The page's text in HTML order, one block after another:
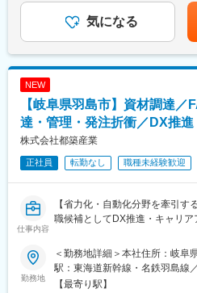
電分野ばかりでなく、高度通信
信頼性を誇っています。
◎新事業としてLED照明の分野
業界のお客様にLED照明を納品
ことから植物工場への数千本単
■当ポジションの特徴：
・入社後の数年間（5年程度）
■コンクリートパイル用継手金
コンクリートパイルの固定・接
る建築物を支えるコンクリート
により数多くの種類があります
の工程を経た後に製品になりま
当社は創業から60年以上、国内
トパイルのジョイント専業メー
らゆる構造物を支えるために必
性があります。月給(月額)は固
気になる
NEW
【岐阜県羽島市】資材調達／
達・管理・発注折衝／DX推
株式会社都築産業
正社員 転勤なし 職種未経験歓迎
仕事内容
【省力化・自動化分野を牽引す
職候補としてDX推進・キャリア
■業務概要
当社はオーダーメイドの自動化
ステムメーカーです。本ポジシ
勤務地
＜勤務地詳細＞本社住所：岐阜
駅：東海道新幹線・名鉄羽島線
内全面禁煙変更の範囲：無
【最寄り駅】